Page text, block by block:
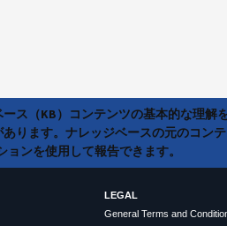
ス（KB）コンテンツの基本的な理解
ります。ナレッジベースの元のコン
ンを使用して報告できます。
LEGAL
General Terms and